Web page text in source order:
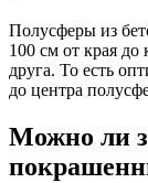
Полусферы из
100 см от края
друга. То есть
до центра
Можно ли